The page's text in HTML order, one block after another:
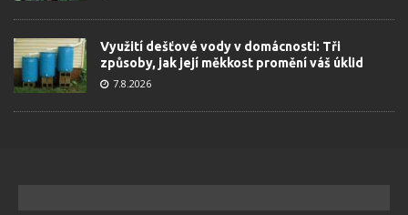
Využití dešťové vody v domácnosti: Tři
způsoby, jak její měkkost promění váš úklid
7.8.2026